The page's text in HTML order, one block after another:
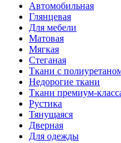
Автомобильная
Глянцевая
Для мебели
Матовая
Мягкая
Стеганая
Ткани с
Недорогие ткани
Ткани премиум-
Рустика
Тянущаяся
Дверная
Для одежды